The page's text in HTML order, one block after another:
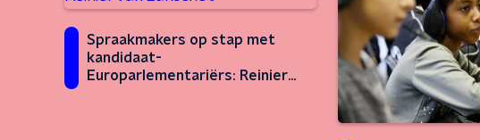
Spraakmakers op stap met
kandidaat-
Europarlementariërs: Reinier